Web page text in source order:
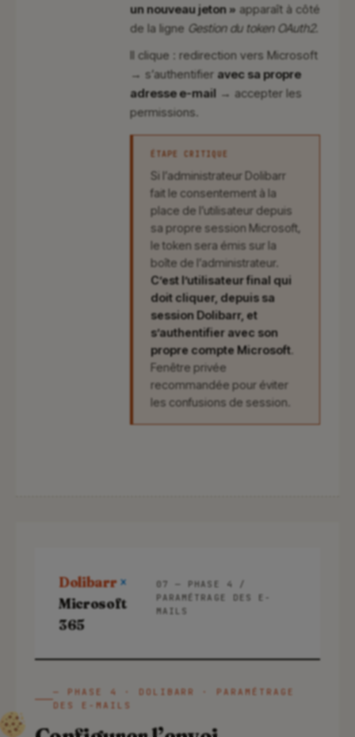
un nouveau jeton » apparaît à côté
de la ligne Gestion du token OAuth2.
Il clique : redirection vers Microsoft
→ s’authentifier avec sa propre
adresse e-mail → accepter les
permissions.
ÉTAPE CRITIQUE
Si l’administrateur Dolibarr
fait le consentement à la
place de l’utilisateur depuis
sa propre session Microsoft,
le token sera émis sur la
boîte de l’administrateur.
C’est l’utilisateur final qui
doit cliquer, depuis sa
session Dolibarr, et
s’authentifier avec son
propre compte Microsoft
Fenêtre privée
recommandée pour éviter
les confusions de session.
Dolibarr ×
Microsoft
365
07 — PHASE 4 /
PARAMÉTRAGE DES E-
MAILS
— PHASE 4 · DOLIBARR · PARAMÉTRAGE
DES E-MAILS